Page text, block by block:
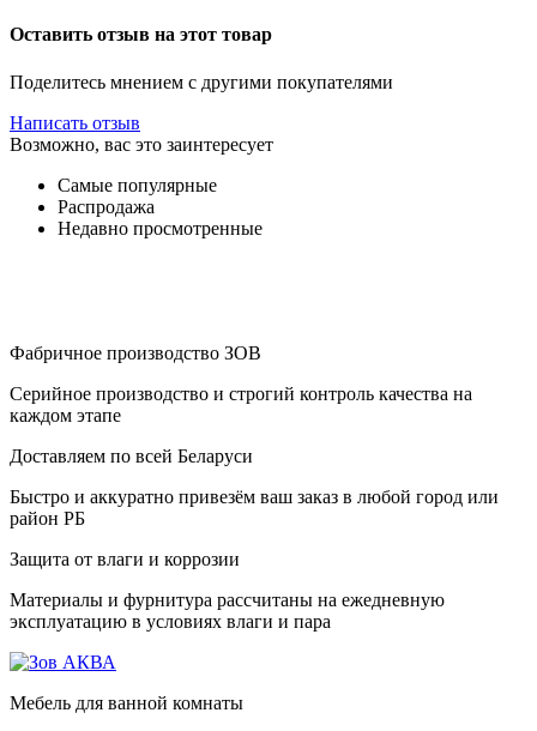
Оставить отзыв на этот товар
Поделитесь мнением с другими покупателями
Написать отзыв
Возможно, вас это заинтересует
Самые популярные
Распродажа
Недавно просмотренные
Фабричное производство ЗОВ
Серийное производство и строгий контроль качества на
каждом этапе
Доставляем по всей Беларуси
Быстро и аккуратно привезём ваш заказ в любой город или
район РБ
Защита от влаги и коррозии
Материалы и фурнитура рассчитаны на ежедневную
эксплуатацию в условиях влаги и пара
Мебель для ванной комнаты